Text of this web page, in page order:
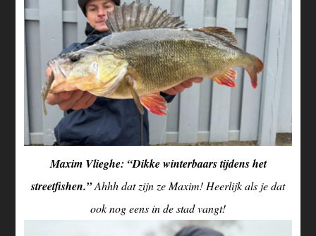
Maxim Vlieghe: “Dikke winterbaars tijdens het
streetfishen.”Ahhh dat zijn ze Maxim! Heerlijk als je dat
ook nog eens in de stad vangt!